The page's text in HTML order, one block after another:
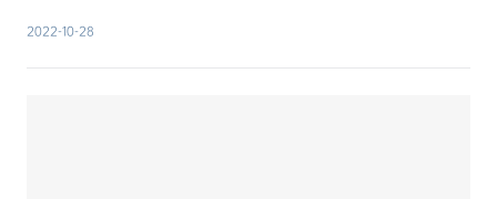
2022-10-28